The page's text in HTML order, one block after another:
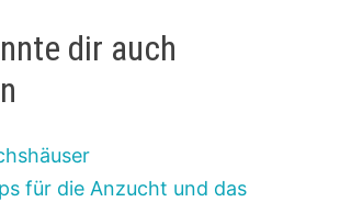
dir auch
für die Anzucht und das